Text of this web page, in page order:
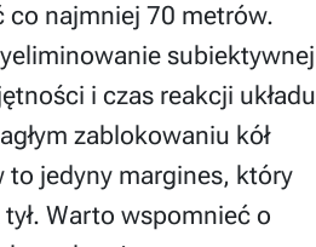
co najmniej 70 metrów.
subiektywnej
i czas reakcji układu
zablokowaniu kół
to jedyny margines, który
Warto wspomnieć o